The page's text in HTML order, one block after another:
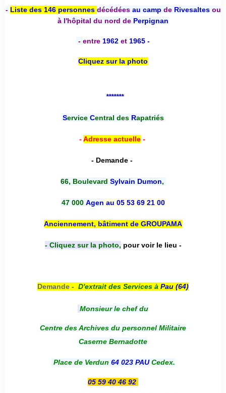
- Liste des 146 personnes décédées au camp deRivesaltesou
à l'hôpital du nord de Perpignan
- entre 1962 et 1965 -
Cliquez sur la photo
*******
Service Central desRapatriés
-Adresse actuelle-
- Demande -
66, Boulevard Sylvain Dumon,
47 000 Agen au 05 53 69 21 00
Anciennement, bâtiment de GROUPAMA
- Cliquez sur la photo, pour voir le lieu -
Demande - D'extrait des Services à Pau (64)
Monsieur le chef du
Centre des Archives du personnel Militaire
Caserne Bernadotte
Place de Verdun 64 023 PAUCedex.
05 59 40 46 92